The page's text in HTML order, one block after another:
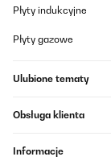
Płyty indukcyjne
Płyty gazowe
Ulubione tematy
Obsługa klienta
Informacje